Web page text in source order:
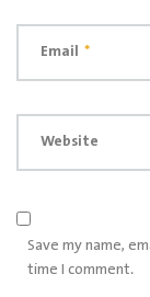
Email *
Website
Save my name,
time I comment.